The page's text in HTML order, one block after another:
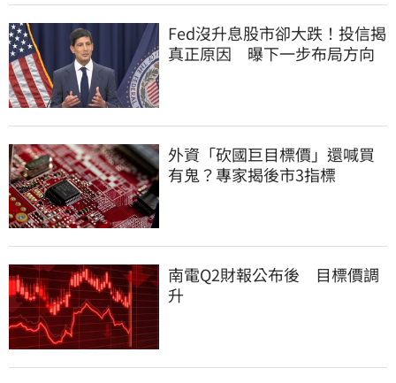
Fed沒升息股市卻大跌！投信揭
真正原因 曝下一步布局方向
外資「砍國巨目標價」還喊買
有鬼？專家揭後市3指標
南電Q2財報公布後 目標價調
升